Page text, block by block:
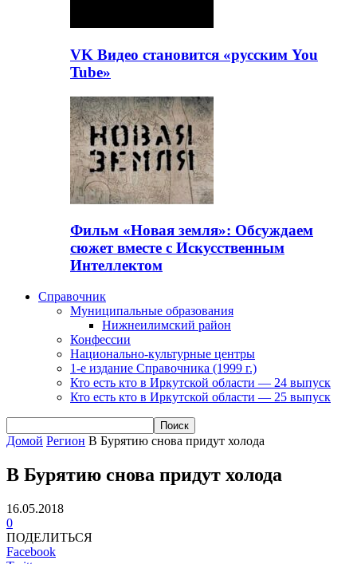
VK Видео становится «русским You
Tube»
Фильм «Новая земля»: Обсуждаем
сюжет вместе с Искусственным
Интеллектом
Справочник
Муниципальные образования
Нижнеилимский район
Конфессии
Национально-культурные центры
1-е издание Справочника (1999 г.)
Кто есть кто в Иркутской области — 24 выпуск
Кто есть кто в Иркутской области — 25 выпуск
Домой Регион В Бурятию снова придут холода
В Бурятию снова придут холода
16.05.2018
0
ПОДЕЛИТЬСЯ
Facebook